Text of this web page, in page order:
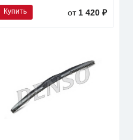
Купить от1 420 ₽